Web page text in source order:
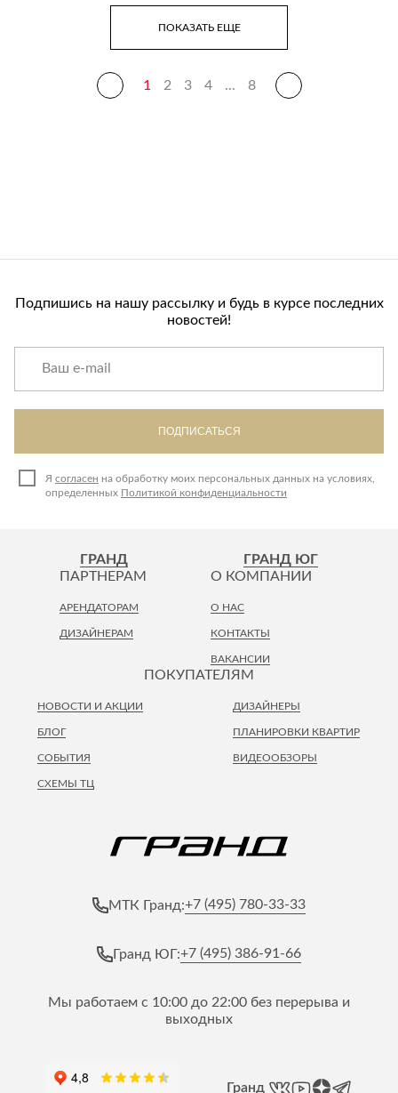
ПОКАЗАТЬ ЕЩЕ
1 2 3 4 ... 8
Подпишись на нашу рассылку и будь в курсе последних
новостей!
ПОДПИСАТЬСЯ
Я согласен на обработку моих персональных данных на условиях,
определенных Политикой конфиденциальности
ГРАНД ГРАНД ЮГ
ПОКУПАТЕЛЯМ
НОВОСТИ И АКЦИИ
ПЛАНИРОВКИ КВАРТИР
ВИДЕООБЗОРЫ
БЛОГ
СОБЫТИЯ
СХЕМЫ ТЦ
ДИЗАЙНЕРЫ
ПАРТНЕРАМ
АРЕНДАТОРАМ
ДИЗАЙНЕРАМ
О КОМПАНИИ
О НАС
КОНТАКТЫ
ВАКАНСИИ
МТК Гранд:+7 (495) 780-33-33
Гранд ЮГ:+7 (495) 386-91-66
Мы работаем с 10:00 до 22:00 без перерыва и
выходных
Гранд